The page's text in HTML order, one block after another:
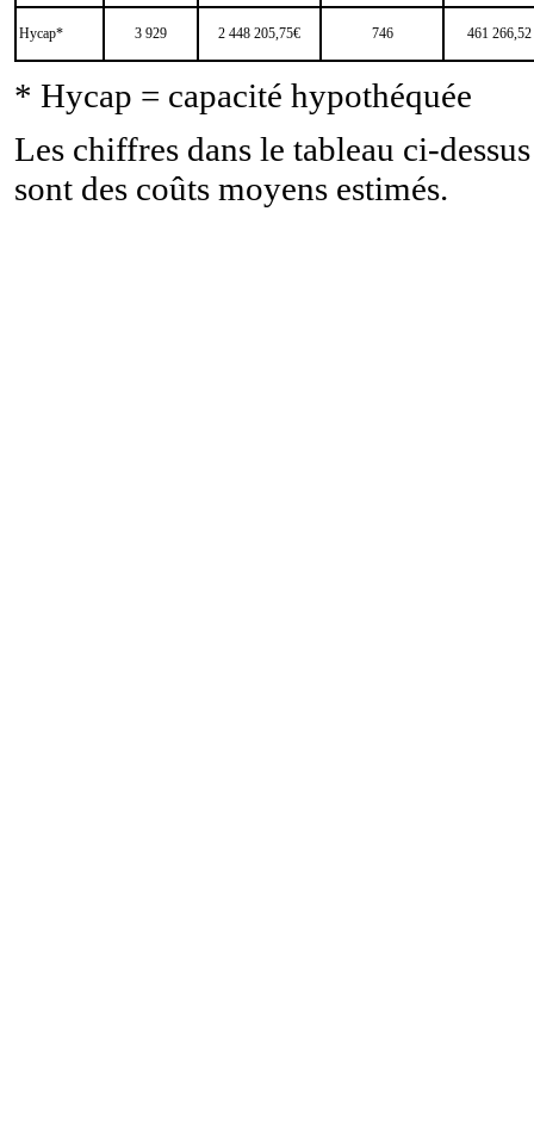
Hycap* 3 929 2 448 205,75€ 746 461
* Hycap = capacité hypothéquée
Les chiffres dans le tableau ci-dessus
sont des coûts moyens estimés.